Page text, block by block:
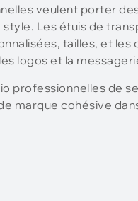
veulent porter
Les étuis de
tailles, et les
logos et la
professionnelles de
marque cohésive